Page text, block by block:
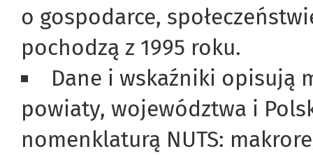
o gospodarce,
pochodzą z 1995 roku.
Dane i wskaźniki opisują
powiaty, województwa i
nomenklaturą NUTS: